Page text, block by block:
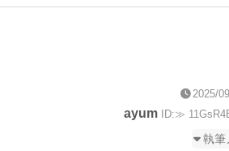
2025/
ayum ID:≫
執筆